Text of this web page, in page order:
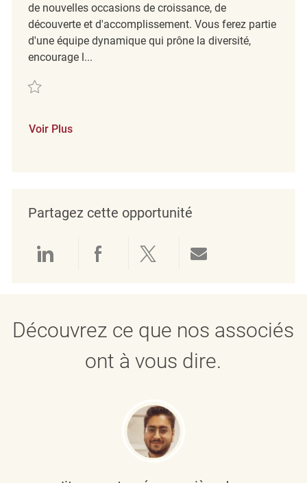
de nouvelles occasions de croissance, de
découverte et d'accomplissement. Vous ferez partie
d'une équipe dynamique qui prône la diversité,
encourage l...
Sauvegarder Retail Merchandise Coordinator REQ137965
Voir Plus
Partagez cette opportunité
Partager via LinkedIn
Partager via Facebook
Partager via twitter
Découvrez ce que nos associés
ont à vous dire.